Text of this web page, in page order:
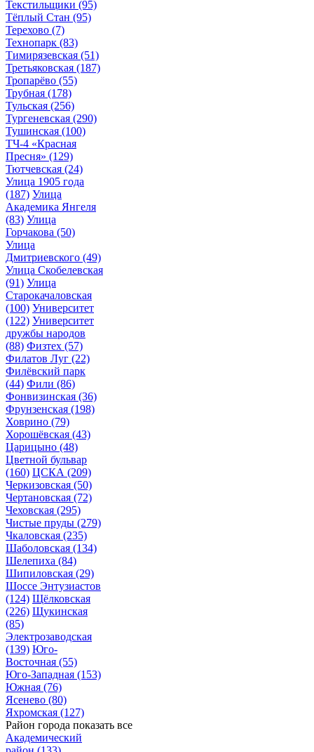
Текстильщики (95)
Тёплый Стан (95)
Терехово (7)
Технопарк (83)
Тимирязевская (51)
Третьяковская (187)
Тропарёво (55)
Трубная (178)
Тульская (256)
Тургеневская (290)
Тушинская (100)
ТЧ-4 «Красная
Пресня» (129)
Тютчевская (24)
Улица 1905 года
(187) Улица
Академика Янгеля
(83) Улица
Горчакова (50)
Улица
Дмитриевского (49)
Улица Скобелевская
(91) Улица
Старокачаловская
(100) Университет
(122) Университет
дружбы народов
(88) Физтех (57)
Филатов Луг (22)
Филёвский парк
(44) Фили (86)
Фонвизинская (36)
Фрунзенская (198)
Ховрино (79)
Хорошёвская (43)
Царицыно (48)
Цветной бульвар
(160) ЦСКА (209)
Черкизовская (50)
Чертановская (72)
Чеховская (295)
Чистые пруды (279)
Чкаловская (235)
Шаболовская (134)
Шелепиха (84)
Шипиловская (29)
Шоссе Энтузиастов
(124) Щёлковская
(226) Щукинская
(85)
Электрозаводская
(139) Юго-
Восточная (55)
Юго-Западная (153)
Южная (76)
Ясенево (80)
Яхромская (127)
Район города показать все
Академический